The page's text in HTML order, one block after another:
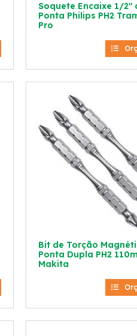
Soquete Encaixe 1/2″
Ponta Philips PH2
Pro
Bit de Torção
Ponta Dupla PH2
Makita